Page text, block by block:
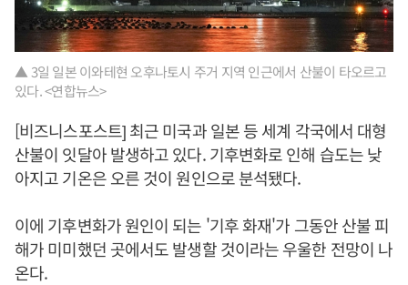
▲ 3일 일본 이와테현 오후나토시 주거 지역 인근에서 산불이 타오르고
있다. <연합뉴스>
[비즈니스포스트] 최근 미국과 일본 등 세계 각국에서 대형
산불이 잇달아 발생하고 있다. 기후변화로 인해 습도는 낮
아지고 기온은 오른 것이 원인으로 분석됐다.
이에 기후변화가 원인이 되는 '기후 화재'가 그동안 산불 피
해가 미미했던 곳에서도 발생할 것이라는 우울한 전망이 나
온다.